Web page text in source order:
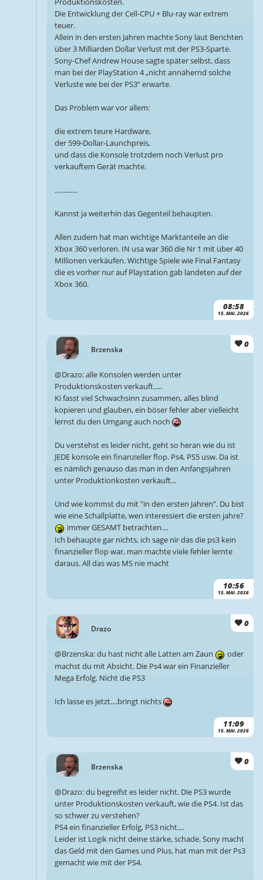
08:58
15. MAI. 2026
Die Entwicklung der Cell-CPU + Blu-ray war extrem
teuer.
Allein in den ersten Jahren machte Sony laut Berichten
über 3 Milliarden Dollar Verlust mit der PS3-Sparte.
Sony-Chef Andrew House sagte später selbst, dass
man bei der PlayStation 4 „nicht annähernd solche
Verluste wie bei der PS3“ erwarte.
Das Problem war vor allem:
die extrem teure Hardware,
der 599-Dollar-Launchpreis,
und dass die Konsole trotzdem noch Verlust pro
verkauftem Gerät machte.
.............
Kannst ja weiterhin das Gegenteil behaupten.
Allen zudem hat man wichtige Marktanteile an die
Xbox 360 verloren. IN usa war 360 die Nr 1 mit über 40
Millionen verkäufen. Wichtige Spiele wie Final Fantasy
die es vorher nur auf Playstation gab landeten auf der
Xbox 360.
Brzenska
0
10:56
15. MAI. 2026
@Drazo: alle Konsolen werden unter
Produktionskosten verkauft.....
Ki fasst viel Schwachsinn zusammen, alles blind
kopieren und glauben, ein böser fehler aber vielleicht
lernst du den Umgang auch noch
Du verstehst es leider nicht, geht so heran wie du ist
JEDE konsole ein finanzieller flop. Ps4, PS5 usw. Da ist
es nämlich genauso das man in den Anfangsjahren
unter Produktionkosten verkauft...
Und wie kommst du mit "in den ersten Jahren". Du bist
wie eine Schallplatte, wen interessiert die ersten jahre?
immer GESAMT betrachten....
Ich behaupte gar nichts, ich sage nir das die ps3 kein
finanzieller flop war, man machte viele fehler lernte
daraus. All das was MS nie macht
Drazo
0
11:09
15. MAI. 2026
@Brzenska: du hast nicht alle Latten am Zaun
oder
machst du mit Absicht. Die Ps4 war ein Finanzieller
Mega Erfolg. Nicht die PS3
Ich lasse es jetzt....bringt nichts
Brzenska
0
@Drazo: du begreifst es leider nicht. Die PS3 wurde
unter Produktionskosten verkauft, wie die PS4. Ist das
so schwer zu verstehen?
PS4 ein finanzieller Erfolg, PS3 nicht....
Leider ist Logik nicht deine stärke, schade. Sony macht
das Geld mit den Games und Plus, hat man mit der Ps3
gemacht wie mit der PS4.